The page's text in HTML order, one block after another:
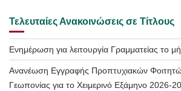
Τελευταίες Ανακοινώσεις σε Τίτλους
Ενημέρωση για λειτουργία Γραμματείας το
Ανανέωση Εγγραφής Προπτυχιακών
Γεωπονίας για το Χειμερινό Εξάμηνο 2026-